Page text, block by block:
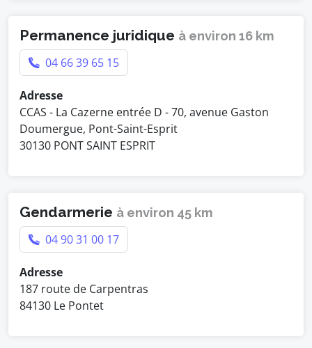
Permanence juridique à environ 16 km
04 66 39 65 15
Adresse
CCAS - La Cazerne entrée D - 70, avenue Gaston
Doumergue, Pont-Saint-Esprit
30130 PONT SAINT ESPRIT
Gendarmerie à environ 45 km
04 90 31 00 17
Adresse
187 route de Carpentras
84130 Le Pontet